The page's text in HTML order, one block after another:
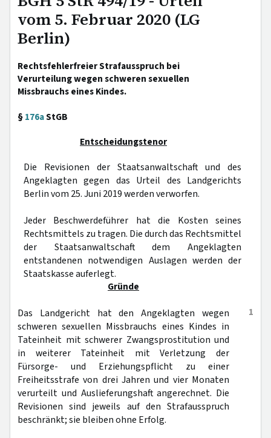
vom 5. Februar 2020 (LG
Berlin)
Rechtsfehlerfreier Strafausspruch bei
Verurteilung wegen schweren sexuellen
Missbrauchs eines Kindes.
§176aStGB
Entscheidungstenor
Die Revisionen der Staatsanwaltschaft und des
Angeklagten gegen das Urteil des Landgerichts
Berlin vom 25. Juni 2019 werden verworfen.
Jeder Beschwerdeführer hat die Kosten seines
Rechtsmittels zu tragen. Die durch das Rechtsmittel
der Staatsanwaltschaft dem Angeklagten
entstandenen notwendigen Auslagen werden der
Staatskasse auferlegt.
Gründe
1
Das Landgericht hat den Angeklagten wegen
schweren sexuellen Missbrauchs eines Kindes in
Tateinheit mit schwerer Zwangsprostitution und
in weiterer Tateinheit mit Verletzung der
Fürsorge- und Erziehungspflicht zu einer
Freiheitsstrafe von drei Jahren und vier Monaten
verurteilt und Auslieferungshaft angerechnet. Die
Revisionen sind jeweils auf den Strafausspruch
beschränkt; sie bleiben ohne Erfolg.